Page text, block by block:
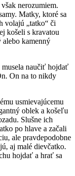
nerozumiem.
Matky, ktoré sa
volajú „tatko“ či
košeli s kravatou
alebo kamenný
musela naučiť hojdať
On na to nikdy
usmievajúcemu
oblek a košeľu
Slušne ich
po hlave a začali
ale pravdepodobne
aj malé dievčatko.
hojdať a hrať sa